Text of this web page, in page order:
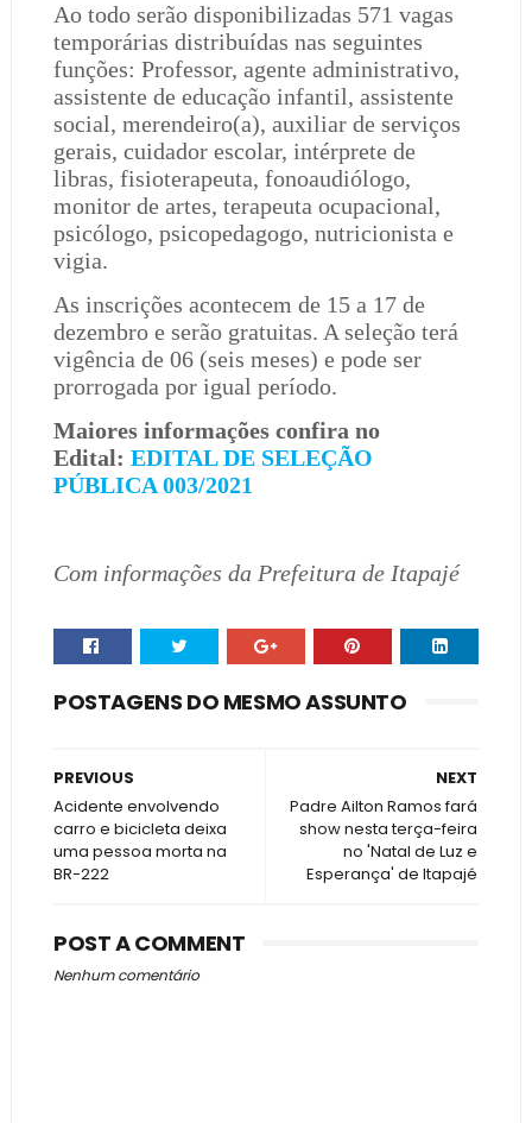
Ao todo serão disponibilizadas 571 vagas
temporárias distribuídas nas seguintes
funções: Professor, agente administrativo,
assistente de educação infantil, assistente
social, merendeiro(a), auxiliar de serviços
gerais, cuidador escolar, intérprete de
libras, fisioterapeuta, fonoaudiólogo,
monitor de artes, terapeuta ocupacional,
psicólogo, psicopedagogo, nutricionista e
vigia.
As inscrições acontecem de 15 a 17 de
dezembro e serão gratuitas. A seleção terá
vigência de 06 (seis meses) e pode ser
prorrogada por igual período.
Maiores informações confira no
Edital: EDITAL DE SELEÇÃO
PÚBLICA 003/2021
Com informações da Prefeitura de Itapajé
POSTAGENS DO MESMO ASSUNTO
NEXT
Padre Ailton Ramos fará
show nesta terça-feira
no 'Natal de Luz e
Esperança' de Itapajé
PREVIOUS
Acidente envolvendo
carro e bicicleta deixa
uma pessoa morta na
BR-222
POST A COMMENT
Nenhum comentário